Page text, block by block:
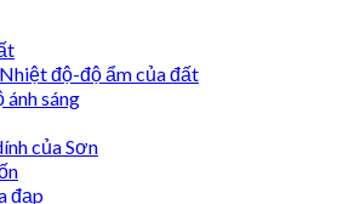
độ-độ ẩm của đất
sáng
của Sơn
đạp